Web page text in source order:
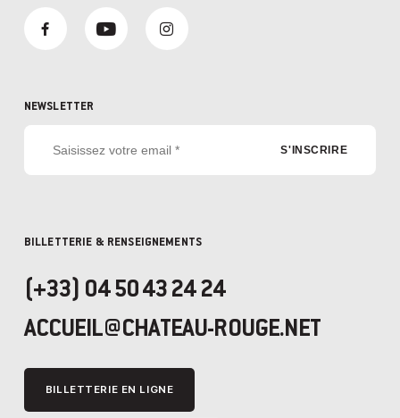
NEWSLETTER
BILLETTERIE & RENSEIGNEMENTS
(+33) 04 50 43 24 24
ACCUEIL@CHATEAU-ROUGE.NET
BILLETTERIE EN LIGNE